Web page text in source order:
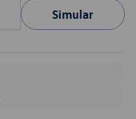
Simular